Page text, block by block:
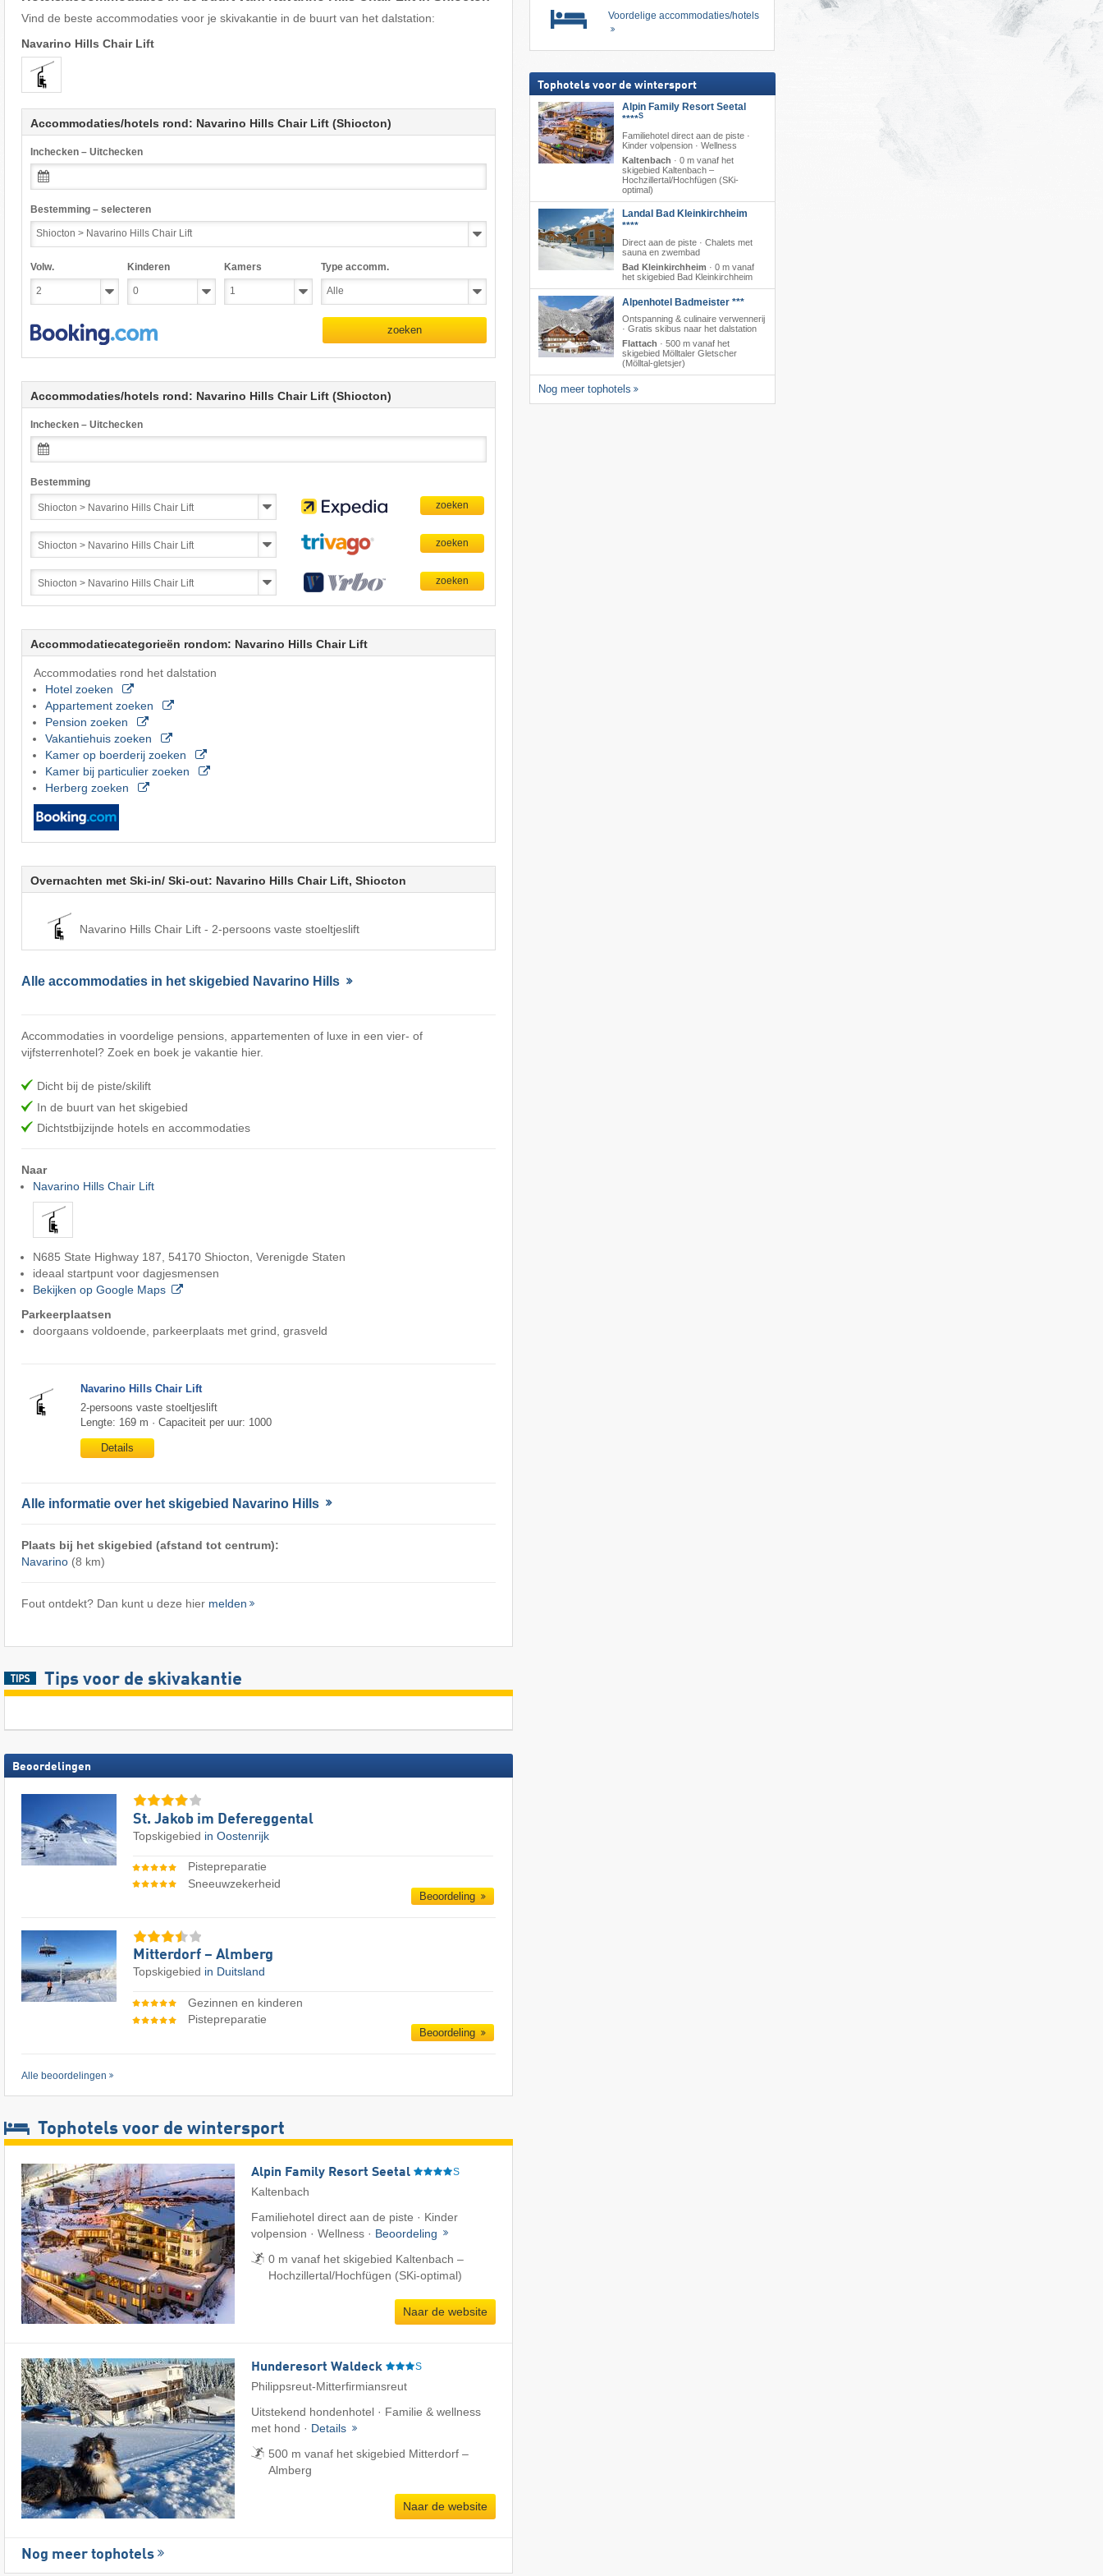
Vind de beste accommodaties voor je skivakantie in de buurt van het dalstation:
Navarino Hills Chair Lift
Accommodaties/hotels rond: Navarino Hills Chair Lift (Shiocton)
Inchecken – Uitchecken
Bestemming – selecteren
Volw. Kinderen Kamers Type accomm.
zoeken
Accommodaties/hotels rond: Navarino Hills Chair Lift (Shiocton)
Inchecken – Uitchecken
Bestemming
Accommodatiecategorieën rondom: Navarino Hills Chair Lift
Accommodaties rond het dalstation
Hotel zoeken
Appartement zoeken
Pension zoeken
Vakantiehuis zoeken
Kamer op boerderij zoeken
Kamer bij particulier zoeken
Herberg zoeken
Overnachten met Ski-in/ Ski-out: Navarino Hills Chair Lift, Shiocton
Navarino Hills Chair Lift - 2-persoons vaste stoeltjeslift
Alle accommodaties in het skigebied Navarino Hills
Accommodaties in voordelige pensions, appartementen of luxe in een vier- of
vijfsterrenhotel? Zoek en boek je vakantie hier.
Dicht bij de piste/skilift
In de buurt van het skigebied
Dichtstbijzijnde hotels en accommodaties
Naar
Navarino Hills Chair Lift
N685 State Highway 187, 54170 Shiocton, Verenigde Staten
ideaal startpunt voor dagjesmensen
Bekijken op Google Maps
Parkeerplaatsen
doorgaans voldoende, parkeerplaats met grind, grasveld
Navarino Hills Chair Lift
2-persoons vaste stoeltjeslift
Lengte: 169 m · Capaciteit per uur: 1000
Details
Alle informatie over het skigebied Navarino Hills
Plaats bij het skigebied (afstand tot centrum):
Navarino(8 km)
Fout ontdekt? Dan kunt u deze hier melden
Tips voor de skivakantie
Beoordelingen
St. Jakob im Defereggental
Topskigebied in Oostenrijk
Pistepreparatie
Sneeuwzekerheid
Beoordeling
Mitterdorf – Almberg
Topskigebied in Duitsland
Gezinnen en kinderen
Pistepreparatie
Beoordeling
Alle beoordelingen
Tophotels voor de wintersport
Alpin Family Resort Seetal S
Kaltenbach
Familiehotel direct aan de piste · Kinder
volpension · Wellness · Beoordeling
0 m vanaf het skigebied Kaltenbach –
Hochzillertal/​Hochfügen (SKi-optimal)
Naar de website
Hunderesort Waldeck S
Philippsreut-Mitterfirmiansreut
Uitstekend hondenhotel · Familie & wellness
met hond · Details
500 m vanaf het skigebied Mitterdorf –
Almberg
Naar de website
Nog meer tophotels
Voordelige accommodaties/hotels
Tophotels voor de wintersport
Alpin Family Resort Seetal
****S
Familiehotel direct aan de piste ·
Kinder volpension · Wellness
Kaltenbach · 0 m vanaf het
skigebied Kaltenbach –
Hochzillertal/​Hochfügen (SKi-
optimal)
Landal Bad Kleinkirchheim
****
Direct aan de piste · Chalets met
sauna en zwembad
Bad Kleinkirchheim · 0 m vanaf
het skigebied Bad Kleinkirchheim
Alpenhotel Badmeister ***
Ontspanning & culinaire verwennerij
· Gratis skibus naar het dalstation
Flattach · 500 m vanaf het
skigebied Mölltaler Gletscher
(Mölltal-gletsjer)
Nog meer tophotels